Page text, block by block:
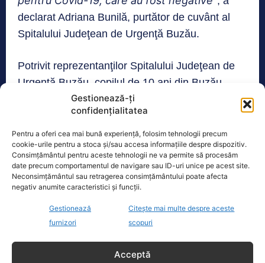
Gestionează-ți
confidențialitatea
Pentru a oferi cea mai bună experiență, folosim tehnologii precum
cookie-urile pentru a stoca și/sau accesa informațiile despre dispozitiv.
Consimțământul pentru aceste tehnologii ne va permite să procesăm
date precum comportamentul de navigare sau ID-uri unice pe acest site.
Neconsimțământul sau retragerea consimțământului poate afecta
negativ anumite caracteristici și funcții.
Gestionează
furnizori
Citește mai multe despre aceste
scopuri
Acceptă
declarat Adriana Bunilă, purtător de cuvânt al
Spitalului Judeţean de Urgenţă Buzău.
Potrivit reprezentanţilor Spitalului Judeţean de
Urgenţă Buzău, copilul de 10 ani din Buzău
avea mai multe prezentări la secţia de boli
infecţioase a spitalului.
TAGS COPIL CORONAVIRUS SPITAL
Dronă doborâtă de un avion F‑16 în zona
Padina Buzău -…
O dronă a fost doborâtă vineri dimineață de un avion